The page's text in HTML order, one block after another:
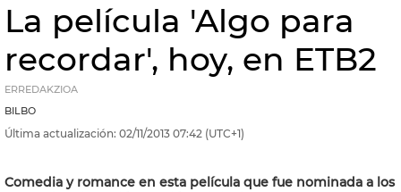
La película 'Algo para
recordar', hoy, en ETB2
ERREDAKZIOA
BILBO
Última actualización: 02/11/2013 07:42 (UTC+1)
Comedia y romance en esta película que fue nominada a los